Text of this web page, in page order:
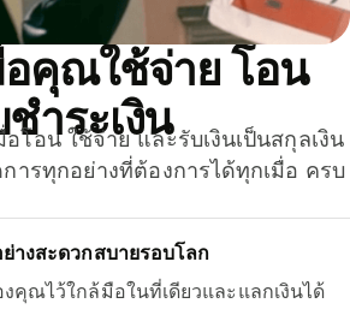
อคุณใช้จ่าย โอน
ำระเงิน
โอน ใช้จ่าย และรับเงินเป็นสกุลเงิน
ารทุกอย่างที่ต้องการได้ทุกเมื่อ ครบ
ย่างสะดวกสบายรอบโลก
งคุณไว้ใกล้มือในที่เดียวและแลกเงินได้